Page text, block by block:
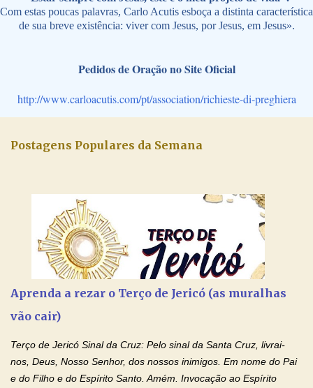
Com estas poucas palavras, Carlo Acutis esboça a distinta característica
de sua breve existência: viver com Jesus, por Jesus, em Jesus».
Pedidos de Oração no Site Oficial
http://www.carloacutis.com/pt/association/richieste-di-preghiera
Postagens Populares da Semana
Aprenda a rezar o Terço de Jericó (as muralhas
vão cair)
Terço de Jericó Sinal da Cruz: Pelo sinal da Santa Cruz, livrai-
nos, Deus, Nosso Senhor, dos nossos inimigos. Em nome do Pai
e do Filho e do Espírito Santo. Amém. Invocação ao Espírito